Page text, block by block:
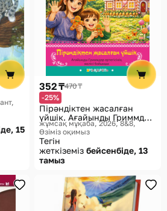
15
352 ₸470 ₸
-25%
Пірәндіктен жасалған
үйшік. Ағайынды Гриммдер
ертегісінің желісі бойынша
жұмсақ мұқаба, 2026 8&8,
Өзіміз оқимыз
Тегін
жеткіземіз бейсенбіде, 13
тамыз